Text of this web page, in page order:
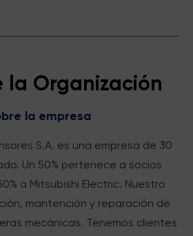
la Organización
la empresa
S.A. es una empresa de 30
Un 50% pertenece a socios
a Mitsubishi Electric. Nuestro
mantención y reparación de
mecánicas. Tenemos clientes